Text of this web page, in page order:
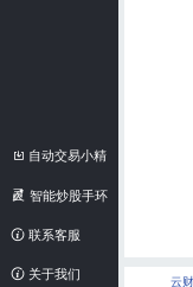
自动交易小精
灵 智能炒股手环
联系客服
关于我们
云